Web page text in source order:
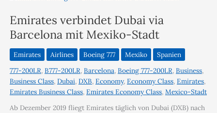
Emirates verbindet Dubai via
Barcelona mit Mexiko-Stadt
Emirates Airlines Boeing 777 Mexiko
Spanien
777-200LR, B777-200LR, Barcelona, Boeing 777-200LR, Business,
Business Class, Dubai, DXB, Economy, Economy Class, Emirates,
Emirates Business Class, Emirates Economy Class, Mexico-Stadt
Ab Dezember 2019 fliegt Emirates täglich von Dubai (DXB) nach